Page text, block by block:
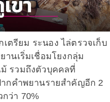
เตรียม ระนอง ไล่ตรวจเก็บ
นเริ่มเชื่อมโยงกลุ่ม
รวมถึงตัวบุคคลที่
กคำพยานรายสำคัญอีก 2
ว่า 70%